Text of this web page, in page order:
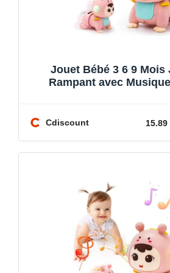
Jouet Bébé 3 6 9 Mois
Rampant avec
Cdiscount 15.89